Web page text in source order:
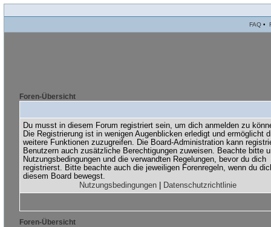
FAQ •
Foren-Übersicht
Du musst in diesem Forum registriert sein, um dich anmelden zu
Die Registrierung ist in wenigen Augenblicken erledigt und ermöglicht
weitere Funktionen zuzugreifen. Die Board-Administration kann
Benutzern auch zusätzliche Berechtigungen zuweisen. Beachte bitte
Nutzungsbedingungen und die verwandten Regelungen, bevor du dich
registrierst. Bitte beachte auch die jeweiligen Forenregeln, wenn du
diesem Board bewegst.
Nutzungsbedingungen
Datenschutzrichtlinie
Foren-Übersicht